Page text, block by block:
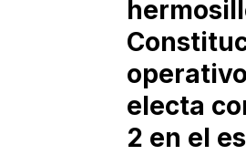
electa
2 en el